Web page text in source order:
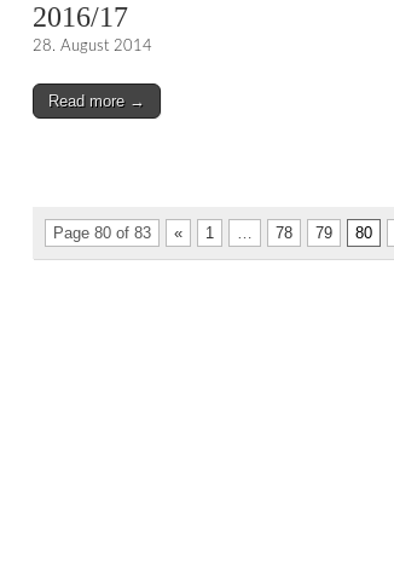
2016/17
28. August 2014
Read more →
Page 80 of 83 « 1 … 78 79 80